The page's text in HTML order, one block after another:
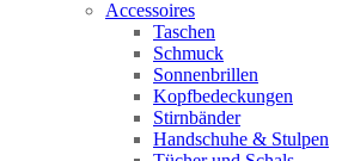
Accessoires
Taschen
Schmuck
Sonnenbrillen
Kopfbedeckungen
Stirnbänder
Handschuhe & Stulpen